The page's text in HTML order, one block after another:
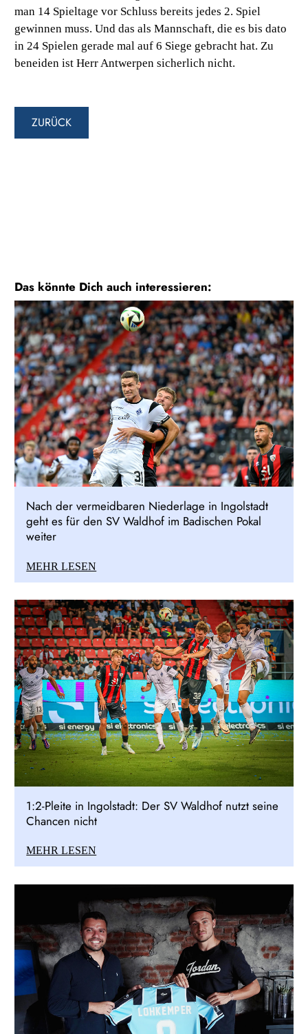
man 14 Spieltage vor Schluss bereits jedes 2. Spiel
gewinnen muss. Und das als Mannschaft, die es bis dato
in 24 Spielen gerade mal auf 6 Siege gebracht hat. Zu
beneiden ist Herr Antwerpen sicherlich nicht.
ZURÜCK
Das könnte Dich auch interessieren:
Nach der vermeidbaren Niederlage in Ingolstadt
geht es für den SV Waldhof im Badischen Pokal
weiter
MEHR LESEN
1:2-Pleite in Ingolstadt: Der SV Waldhof nutzt seine
Chancen nicht
MEHR LESEN